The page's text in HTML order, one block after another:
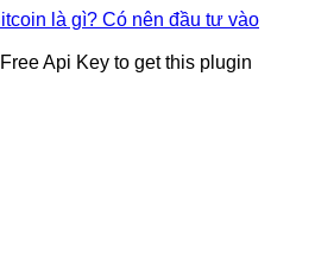
là gì? Có nên đầu tư vào
Api Key to get this plugin